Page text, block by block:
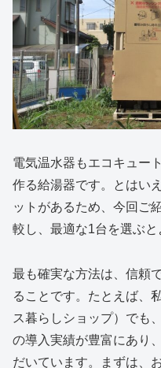
電気温水器もエコキュー
作る給湯器です。とはい
ットがあるため、今回ご
較し、最適な1台を選ぶと
最も確実な方法は、信頼
ることです。たとえば、
ス暮らしショップ）でも
の導入実績が豊富にあり
だいています。まずは、